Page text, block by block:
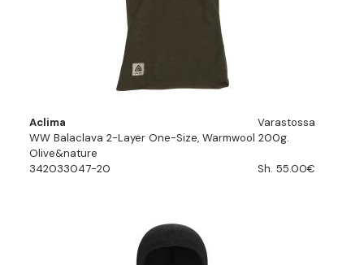
Aclima
Varastossa
WW Balaclava 2-Layer One-Size, Warmwool 200g.
Olive&nature
342033047-20
Sh. 55.00€